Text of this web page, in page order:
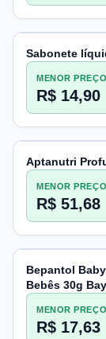
Sabonete
MENOR PREÇO
R$ 14,90
Aptanutri
MENOR PREÇO
R$ 51,68
Bepantol
Bebês 30g
MENOR PREÇO
R$ 17,63